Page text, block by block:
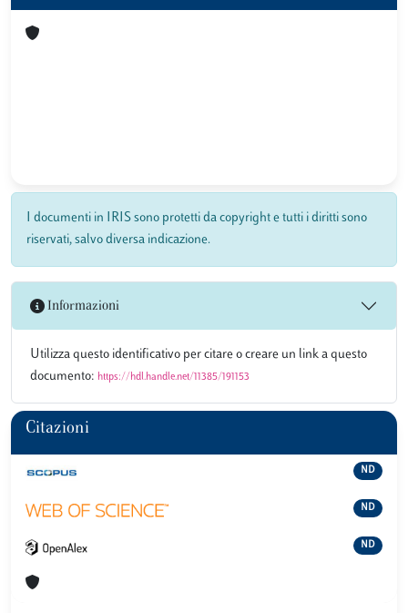
I documenti in IRIS sono protetti da copyright e tutti i diritti sono
riservati, salvo diversa indicazione.
Informazioni
Utilizza questo identificativo per citare o creare un link a questo
documento: https://hdl.handle.net/11385/191153
Citazioni
ND
ND
ND